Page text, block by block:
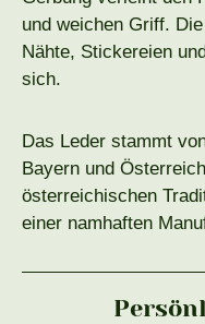
und weichen Griff.
Nähte, Stickereien
sich.
Das Leder stammt
Bayern und
österreichischen
einer namhaften